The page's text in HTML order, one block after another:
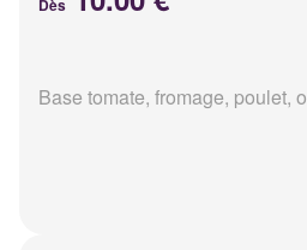
Dès
Base tomate, fromage, poulet,